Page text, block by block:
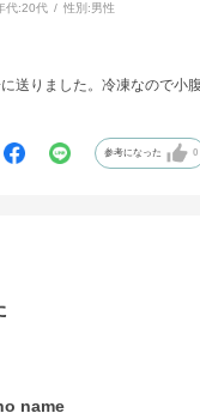
代:20代 性別:男性
送りました。冷凍なので小
参考になった 0
name